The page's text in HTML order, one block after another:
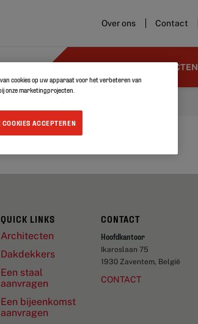
Over ons Contact
ARCHITECTEN
QUICK LINKS
Architecten
Dakdekkers
Een staal
aanvragen
Een bijeenkomst
aanvragen
CONTACT
Hoofdkantoor
Ikaroslaan 75
1930 Zaventem, België
CONTACT
cookies op uw apparaat voor het verbeteren van
onze marketingprojecten.
COOKIES ACCEPTEREN